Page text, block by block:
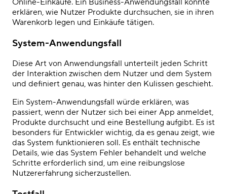
erklären, wie Nutzer Produkte durchsuchen, sie in ihren
Warenkorb legen und Einkäufe tätigen.
System-Anwendungsfall
Diese Art von Anwendungsfall unterteilt jeden Schritt
der Interaktion zwischen dem Nutzer und dem System
und definiert genau, was hinter den Kulissen geschieht.
Ein System-Anwendungsfall würde erklären, was
passiert, wenn der Nutzer sich bei einer App anmeldet,
Produkte durchsucht und eine Bestellung aufgibt. Es ist
besonders für Entwickler wichtig, da es genau zeigt, wie
das System funktionieren soll. Es enthält technische
Details, wie das System Fehler behandelt und welche
Schritte erforderlich sind, um eine reibungslose
Nutzererfahrung sicherzustellen.